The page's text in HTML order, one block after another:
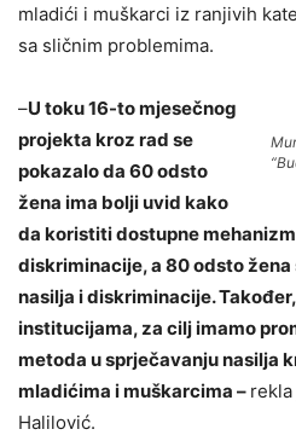
mladići i muškarci iz ranjivih
sa sličnim problemima.
–U toku 16-to mjesečnog
projekta kroz rad se
pokazalo da 60 odsto
žena ima bolji uvid kako
da koristiti dostupne
diskriminacije, a 80 odsto
nasilja i diskriminacije.
institucijama, za cilj imamo
metoda u sprječavanju nasilja
mladićima i muškarcima –
Halilović.